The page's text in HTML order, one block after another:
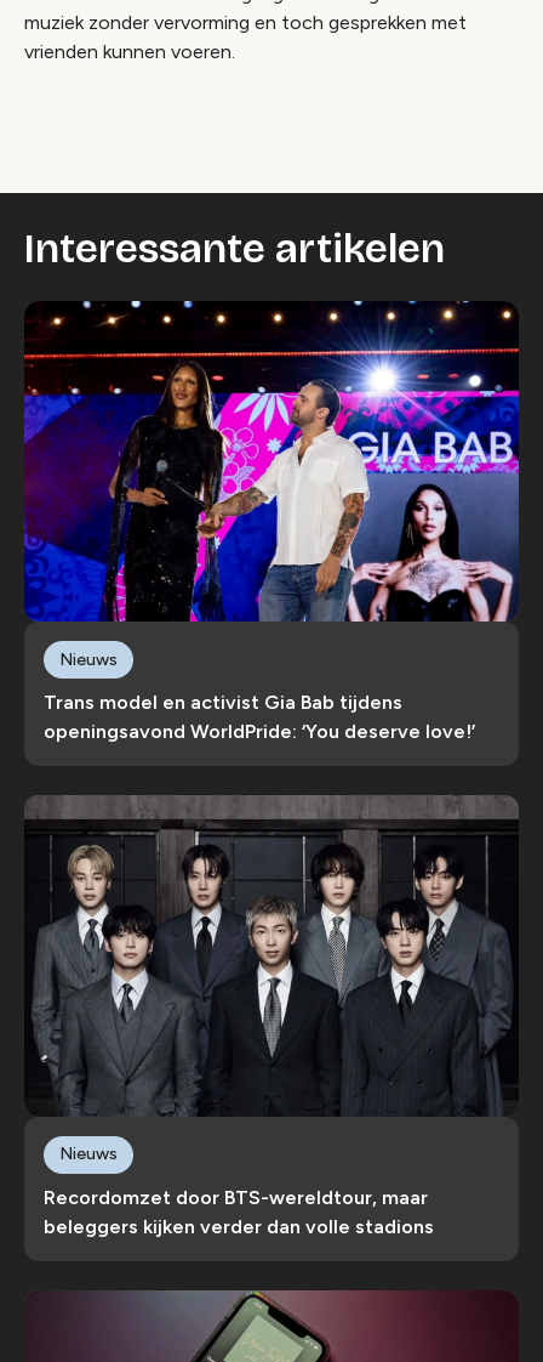
muziek zonder vervorming en toch gesprekken met
vrienden kunnen voeren.
Interessante artikelen
Trans model en activist Gia Bab tijdens
openingsavond WorldPride: ‘You deserve love!’
Nieuws
Recordomzet door BTS-wereldtour, maar
beleggers kijken verder dan volle stadions
Nieuws